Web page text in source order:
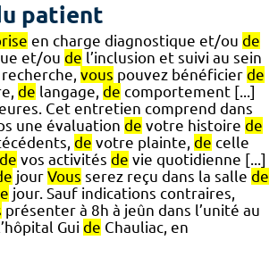
patient
en charge diagnostique et/ou de
et/ou de l’inclusion et suivi au sein
recherche, vous pouvez bénéficier de
de langage, de comportement [...]
Cet entretien comprend dans
une évaluation de votre histoire de
de votre plainte, de celle
de vos activités de vie quotidienne [...]
jour Vous serez reçu dans la salle de
jour. Sauf indications contraires,
présenter à 8h à jeûn dans l’unité au
Gui de Chauliac, en